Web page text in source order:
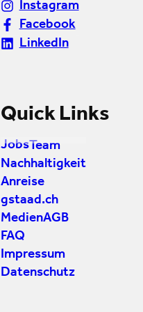
Instagram
Facebook
LinkedIn
Quick Links
Jobs Team
Nachhaltigkeit
Anreise
gstaad.ch
MedienAGB
FAQ
Impressum
Datenschutz